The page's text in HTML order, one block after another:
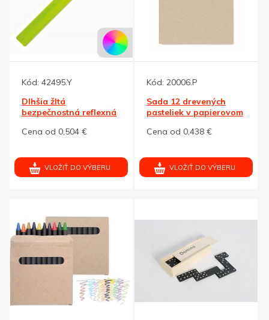
Kód: 42495.Y
Dlhšia žltá
bezpečnostná reflexná
Cena od 0,504 €
VLOŽIŤ DO VÝBERU
Kód: 20006.P
Sada 12 drevených
pasteliek v papierovom
Cena od 0,438 €
VLOŽIŤ DO VÝBERU